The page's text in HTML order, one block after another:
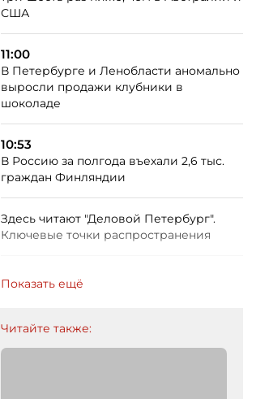
США
11:00
В Петербурге и Ленобласти аномально
выросли продажи клубники в
шоколаде
10:53
В Россию за полгода въехали 2,6 тыс.
граждан Финляндии
Здесь читают "Деловой Петербург".
Ключевые точки распространения
Показать ещё
Читайте также: